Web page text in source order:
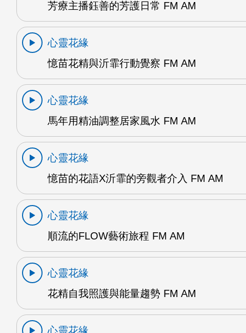
芳療主播鈺善的芳護日常 FM AM
心靈花緣
憶苗花精與沂霏行動覺察 FM AM
心靈花緣
馬年用精油調整居家風水 FM AM
心靈花緣
憶苗的花語X沂霏的旁觀者介入 FM AM
心靈花緣
順流的FLOW藝術旅程 FM AM
心靈花緣
花精自我照護與能量趨勢 FM AM
心靈花緣